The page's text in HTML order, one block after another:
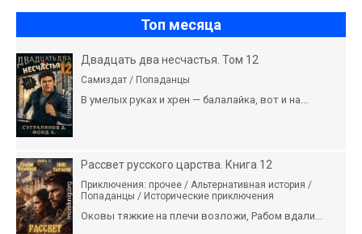
Топ месяца
Двадцать два несчастья. Том 12
Самиздат / Попаданцы
В умелых руках и хрен — балалайка, вот и на...
Рассвет русского царства. Книга 12
Приключения: прочее / Альтернативная история /
Попаданцы / Исторические приключения
Оковы тяжкие на плечи возложи, Рабом вдали...